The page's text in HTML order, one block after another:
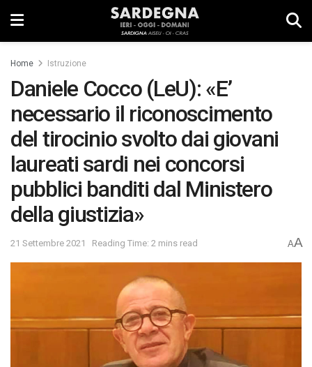
Home Istruzione
Daniele Cocco (LeU): «E’
necessario il riconoscimento
del tirocinio svolto dai giovani
laureati sardi nei concorsi
pubblici banditi dal Ministero
della giustizia»
21 Settembre 2021 Reading Time: 2 mins read AA